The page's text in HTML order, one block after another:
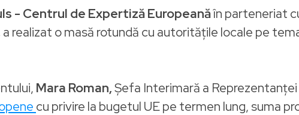
- Centrul de Expertiză Europeanăîn parteneriat
a realizat o masă rotundă cu autoritățile locale pe
Mara Roman,Șefa Interimară a
cu privire la bugetul UE pe termen lung, suma